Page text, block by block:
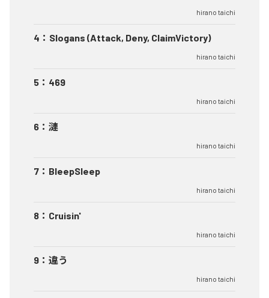
hirano taichi
4 ： Slogans (Attack, Deny, ClaimVictory)
hirano taichi
5 ： 469
hirano taichi
6 ： 漣
hirano taichi
7 ： BleepSleep
hirano taichi
8 ： Cruisin'
hirano taichi
9 ： 違う
hirano taichi